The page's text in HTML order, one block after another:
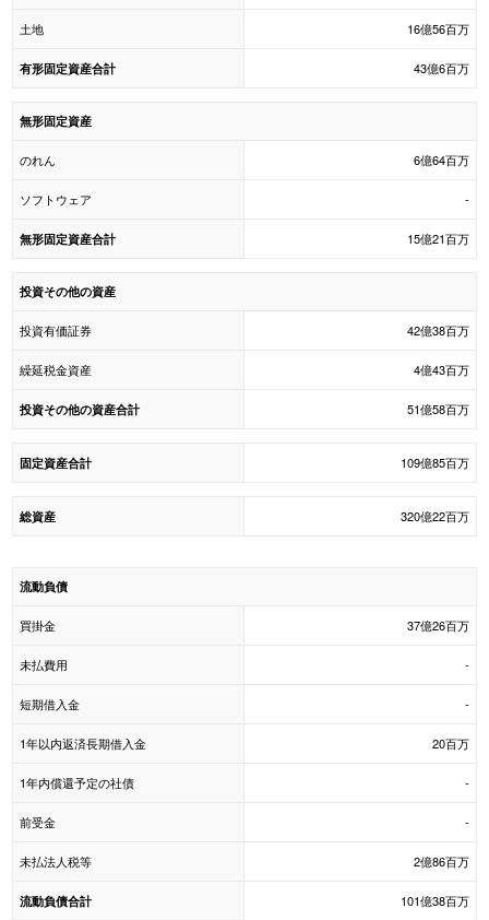
土地 16億56百万
有形固定資産合計 43億6百万
無形固定資産
のれん 6億64百万
ソフトウェア -
無形固定資産合計 15億21百万
投資その他の資産
投資有価証券 42億38百万
繰延税金資産 4億43百万
投資その他の資産合計 51億58百万
固定資産合計 109億85百万
総資産 320億22百万
流動負債
買掛金 37億26百万
未払費用 -
短期借入金 -
1年以内返済長期借入金 20百万
1年内償還予定の社債 -
前受金 -
未払法人税等 2億86百万
流動負債合計 101億38百万